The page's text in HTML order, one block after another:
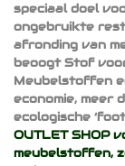
speciaal doel
ongebruikte
afronding van
beoogt Stof
Meubelstoffen
economie, meer
ecologische
OUTLET SHOP
meubelstoffen,